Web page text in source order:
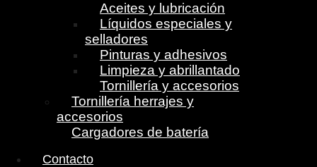
Aceites y lubricación
Líquidos especiales y
selladores
Pinturas y adhesivos
Limpieza y abrillantado
Tornillería y accesorios
Tornillería herrajes y
accesorios
Cargadores de batería
Contacto